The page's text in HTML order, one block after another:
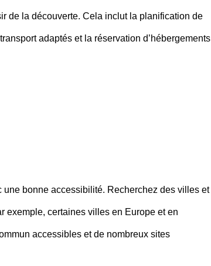
de la découverte. Cela inclut la planification de
adaptés et la réservation d’hébergements
bonne accessibilité. Recherchez des villes et
exemple, certaines villes en Europe et en
accessibles et de nombreux sites